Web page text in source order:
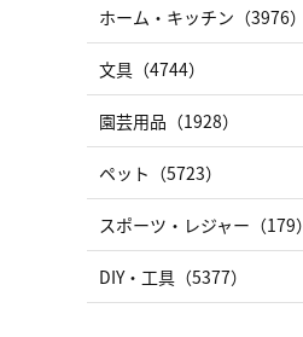
ホーム・キッチン（3976）
文具（4744）
園芸用品（1928）
ペット（5723）
スポーツ・レジャー（179）
DIY・工具（5377）